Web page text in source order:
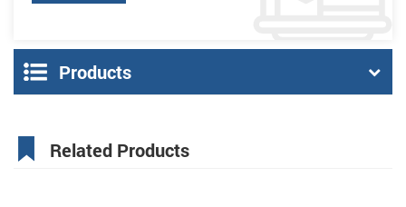
Products
Related Products